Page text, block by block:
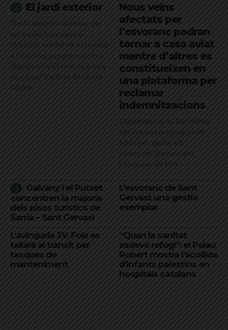
El jardí exterior
"De la mateixa manera que
necessito harmonia a
l’interior, també en necessito
a l’exterior, perquè com és a
dins és a fora i com és a fora
és a dins": l'article de Glòria
Vilalta
Nous veïns
afectats per
l’esvoranc podran
tornar a casa aviat
mentre d’altres es
constitueixen en
una plataforma per
reclamar
indemnitzacions
L’Ajuntament de Barcelona
aprova una proposició de
Junts per ajudar els
comerços afectats per
l'esvoranc de l'L9
Galvany i el Putxet
concentren la majoria
dels pisos turístics de
Sarrià – Sant Gervasi
L’esvoranc de Sant
Gervasi: una gestió
exemplar
L’avinguda J.V. Foix es
tallarà al trànsit per
tasques de
manteniment
“Quan la sanitat
esdevé refugi”: el Palau
Robert mostra l’acollida
d’infants palestins en
hospitals catalans